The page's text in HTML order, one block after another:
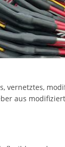
vernetztes,
aus